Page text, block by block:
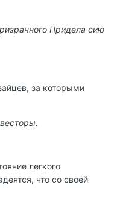
Придела сию
за которыми
легкого
что со своей